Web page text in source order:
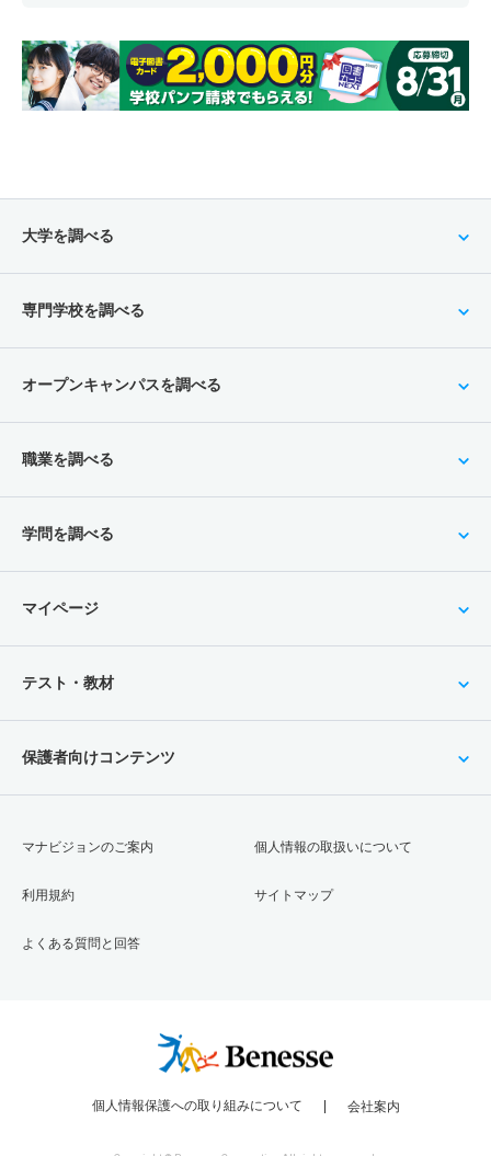
大学を調べる
専門学校を調べる
オープンキャンパスを調べる
職業を調べる
学問を調べる
マイページ
テスト・教材
保護者向けコンテンツ
マナビジョンのご案内
利用規約
よくある質問と回答
個人情報の取扱いについて
サイトマップ
個人情報保護への取り組みについて 会社案内